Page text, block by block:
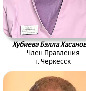
Хубиева Бэлла
Член Правления
г. Черкесск